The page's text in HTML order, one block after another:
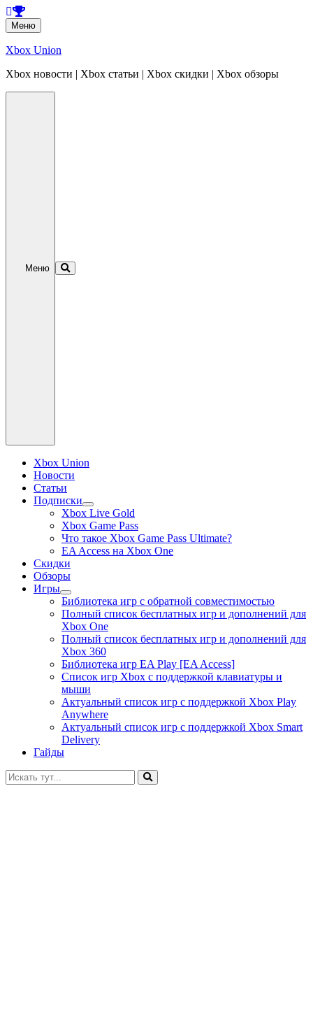
Меню Перейти
к
содержанию
Xbox Union
Xbox новости | Xbox статьи | Xbox скидки | Xbox обзоры
Меню
Xbox Union
Новости
Статьи
Подписки
раскрыть
дочернее
меню
Xbox Live Gold
Xbox Game Pass
Что такое Xbox Game Pass Ultimate?
EA Access на Xbox One
Скидки
Обзоры
Игры
раскрыть
дочернее
меню
Библиотека игр с обратной совместимостью
Полный список бесплатных игр и дополнений для
Xbox One
Полный список бесплатных игр и дополнений для
Xbox 360
Библиотека игр EA Play [EA Access]
Список игр Xbox c поддержкой клавиатуры и
мыши
Актуальный список игр с поддержкой Xbox Play
Anywhere
Актуальный список игр с поддержкой Xbox Smart
Delivery
Гайды
Искать: